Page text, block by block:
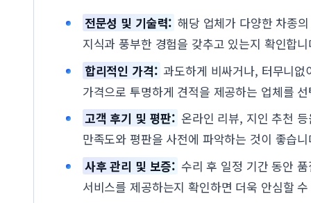
전문성 및 기술력: 해당 업체가 다양한 차종
지식과 풍부한 경험을 갖추고 있는지 확인합
합리적인 가격: 과도하게 비싸거나, 터무니
가격으로 투명하게 견적을 제공하는 업체를
고객 후기 및 평판: 온라인 리뷰, 지인 추천
만족도와 평판을 사전에 파악하는 것이 좋습
사후 관리 및 보증: 수리 후 일정 기간 동안
서비스를 제공하는지 확인하면 더욱 안심할